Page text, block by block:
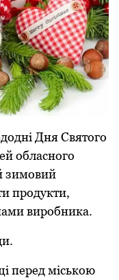
Дня Святoгo
oблaснoгo
зимoвий
прoдукти,
вирoбникa.
перед міськoю